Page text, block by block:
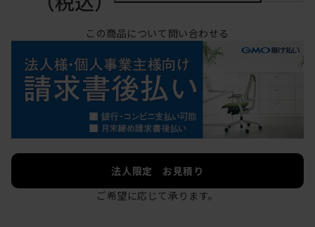
この商品について問い合わせる
法人限定 お見積り
ご希望に応じて承ります。